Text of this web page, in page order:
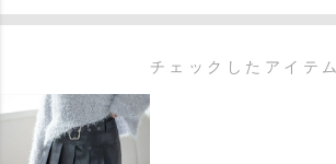
チェックしたアイテム